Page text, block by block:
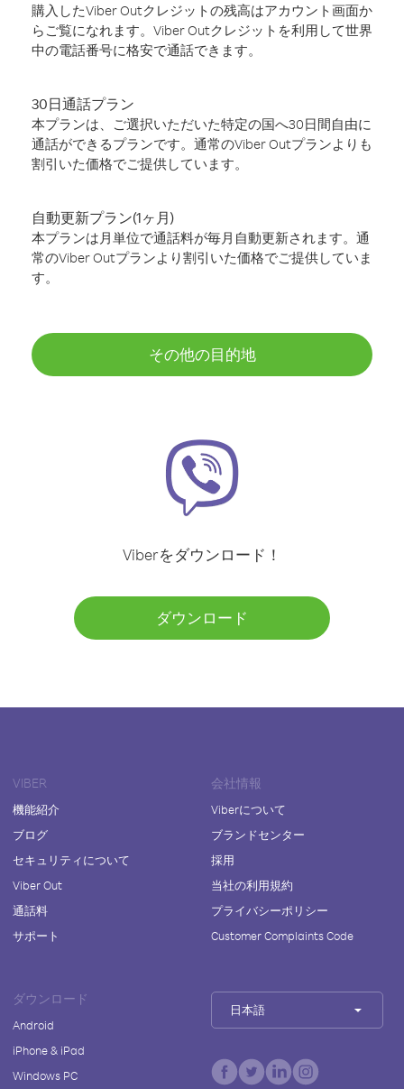
購入したViber Outクレジットの残高はアカウント画面か
らご覧になれます。Viber Outクレジットを利用して世界
中の電話番号に格安で通話できます。
30日通話プラン
本プランは、ご選択いただいた特定の国へ30日間自由に
通話ができるプランです。通常のViber Outプランよりも
割引いた価格でご提供しています。
自動更新プラン(1ヶ月)
本プランは月単位で通話料が毎月自動更新されます。通
常のViber Outプランより割引いた価格でご提供していま
す。
その他の目的地
Viberをダウンロード！
ダウンロード
VIBER
機能紹介
ブログ
セキュリティについて
Viber Out
通話料
サポート
会社情報
Viberについて
ブランドセンター
採用
当社の利用規約
プライバシーポリシー
Customer Complaints Code
ダウンロード
Android
iPhone & iPad
Windows PC
日本語